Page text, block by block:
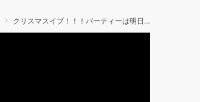
クリスマスイブ！！！パーティーは明日だよ★